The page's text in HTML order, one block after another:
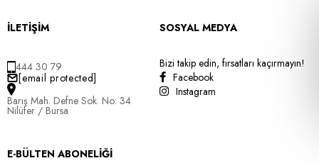
İLETİŞİM
444 30 79
[email protected]
Barış Mah. Defne Sok. No: 34
Nilüfer / Bursa
SOSYAL MEDYA
Bizi takip edin, fırsatları kaçırmayın!
Facebook
Instagram
E-BÜLTEN ABONELİĞİ